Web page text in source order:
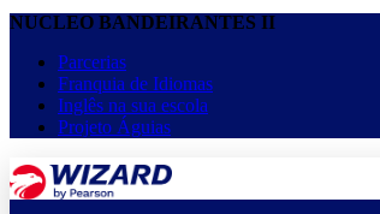
NUCLEO BANDEIRANTES II
Parcerias
Franquia de Idiomas
Inglês na sua escola
Projeto Águias